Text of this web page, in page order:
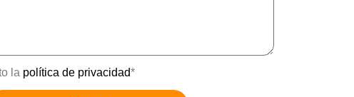
la política de privacidad*